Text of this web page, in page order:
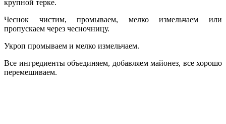
крупной терке.
Чеснок чистим, промываем, мелко измельчаем или
пропускаем через чесночницу.
Укроп промываем и мелко измельчаем.
Все ингредиенты объединяем, добавляем майонез, все хорошо
перемешиваем.